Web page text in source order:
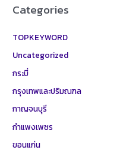
Categories
TOPKEYWORD
Uncategorized
กระบี่
กรุงเทพและปริมณฑล
กาญจนบุรี
กำแพงเพชร
ขอนแก่น